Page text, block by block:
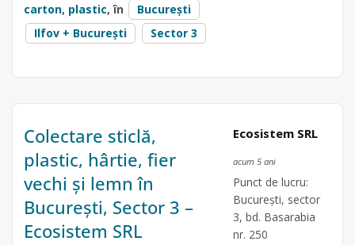
carton, plastic, în
București
Ilfov + București
Sector 3
Colectare sticlă,
plastic, hârtie, fier
vechi și lemn în
București, Sector 3 –
Ecosistem SRL
Ecosistem SRL
acum 5 ani
Punct de lucru:
București, sector
3, bd. Basarabia
nr. 250